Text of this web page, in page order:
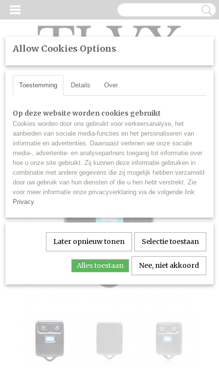
Inloggen Registreren
UW WINKELWAGEN
Home >Sleutels>Ford en Mazda / 3 knops / Achterklep knop / 3
knoppen / Autosleutel behuizing
Allow Cookies Options
Toestemming Details Over
Op deze website worden cookies gebruikt
Cookies worden door ons gebruikt voor verkeersanalyse, het
aanbieden van sociale media-functies en het personaliseren van
informatie en advertenties. Daarnaast verlenen we onze sociale
media-, advertentie- en analysepartners toegang tot informatie over
hoe u onze site gebruikt. Zij kunnen deze informatie gebruiken in
combinatie met andere gegevens die zij mogelijk hebben verzameld
door uw gebruik van hun diensten of die u hen hebt verstrekt. Zie
voor meer informatie onze privacyverklaring via de volgende link:
Privacy
Later opnieuw tonen Selectie toestaan
Alles toestaan Nee, niet akkoord